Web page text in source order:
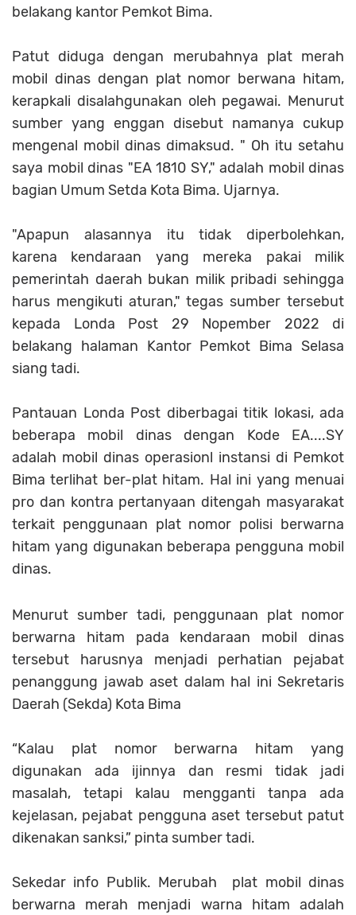
belakang kantor Pemkot Bima.
Patut diduga dengan merubahnya plat merah
mobil dinas dengan plat nomor berwana hitam,
kerapkali disalahgunakan oleh pegawai. Menurut
sumber yang enggan disebut namanya cukup
mengenal mobil dinas dimaksud. " Oh itu setahu
saya mobil dinas "EA 1810 SY," adalah mobil dinas
bagian Umum Setda Kota Bima. Ujarnya.
"Apapun alasannya itu tidak diperbolehkan,
karena kendaraan yang mereka pakai milik
pemerintah daerah bukan milik pribadi sehingga
harus mengikuti aturan," tegas sumber tersebut
kepada Londa Post 29 Nopember 2022 di
belakang halaman Kantor Pemkot Bima Selasa
siang tadi.
Pantauan Londa Post diberbagai titik lokasi, ada
beberapa mobil dinas dengan Kode EA....SY
adalah mobil dinas operasionl instansi di Pemkot
Bima terlihat ber-plat hitam. Hal ini yang menuai
pro dan kontra pertanyaan ditengah masyarakat
terkait penggunaan plat nomor polisi berwarna
hitam yang digunakan beberapa pengguna mobil
dinas.
Menurut sumber tadi, penggunaan plat nomor
berwarna hitam pada kendaraan mobil dinas
tersebut harusnya menjadi perhatian pejabat
penanggung jawab aset dalam hal ini Sekretaris
Daerah (Sekda) Kota Bima
“Kalau plat nomor berwarna hitam yang
digunakan ada ijinnya dan resmi tidak jadi
masalah, tetapi kalau mengganti tanpa ada
kejelasan, pejabat pengguna aset tersebut patut
dikenakan sanksi,” pinta sumber tadi.
Sekedar info Publik. Merubah plat mobil dinas
berwarna merah menjadi warna hitam adalah